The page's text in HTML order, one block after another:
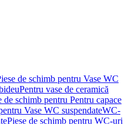
de schimb pentru Vase WC
Pentru vase de ceramică
de schimb pentru Pentru capace
Vase WC suspendateWC-
Piese de schimb pentru WC-uri